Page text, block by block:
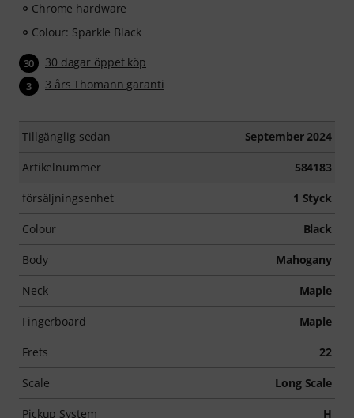
Chrome hardware
Colour: Sparkle Black
30 30 dagar öppet köp
3 3 års Thomann garanti
Tillgänglig sedan September 2024
Artikelnummer 584183
försäljningsenhet 1 Styck
Colour Black
Body Mahogany
Neck Maple
Fingerboard Maple
Frets 22
Scale Long Scale
Pickup System H